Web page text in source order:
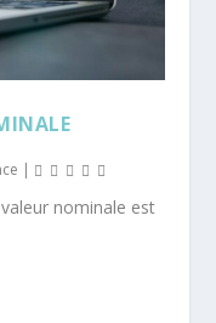
|
nominale est